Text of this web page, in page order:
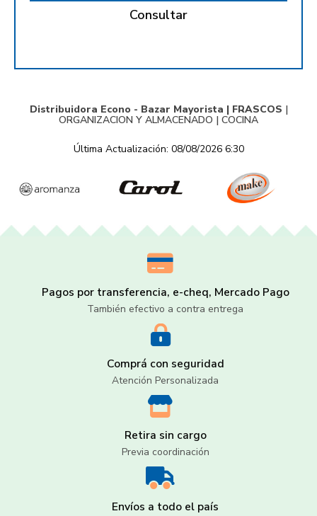
Consultar
Distribuidora Econo - Bazar Mayorista | FRASCOS |
ORGANIZACION Y ALMACENADO | COCINA
Última Actualización: 08/08/2026 6:30
Pagos por transferencia, e-cheq, Mercado Pago
También efectivo a contra entrega
Comprá con seguridad
Atención Personalizada
Retira sin cargo
Previa coordinación
Envíos a todo el país